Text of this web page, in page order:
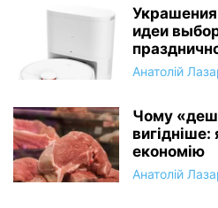
идеи
Анатолій
Чому
економію
Анатолій